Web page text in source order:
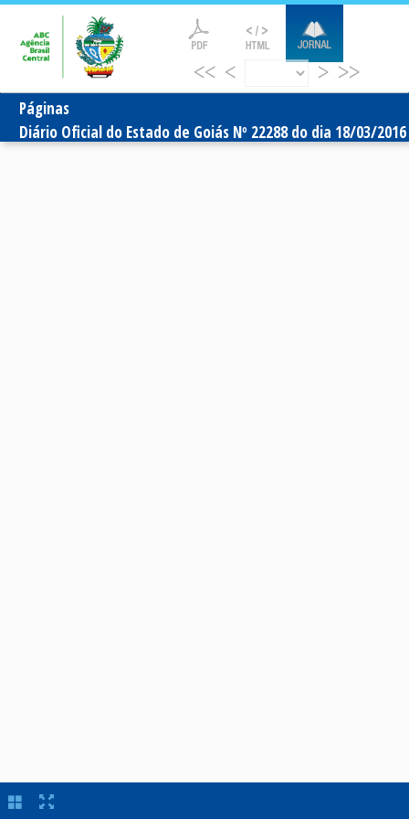
<< < > >>
Páginas
Diário Oficial do Estado de Goiás Nº 22288 do dia 18/03/2016